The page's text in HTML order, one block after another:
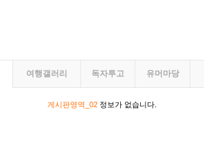
여행갤러리 독자투고 유머마당
게시판영역_02정보가 없습니다.